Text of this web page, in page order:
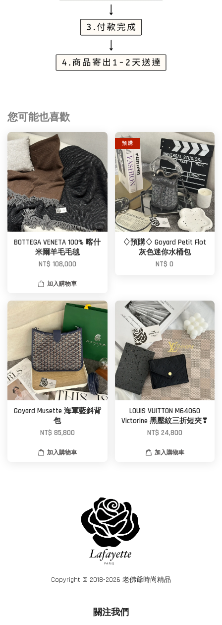
您可能也喜歡
BOTTEGA VENETA 100% 喀什
米爾羊毛毛毯
NT$ 108,000
加入購物車
預 購
♢預購♢ Goyard Petit Flot
灰色迷你水桶包
NT$ 0
Goyard Musette 海軍藍斜背
包
NT$ 85,800
加入購物車
LOUIS VUITTON M64060
Victorine 黑壓紋三折短夾❣
NT$ 24,800
加入購物車
Copyright © 2018-2026 老佛爺時尚精品
關注我們